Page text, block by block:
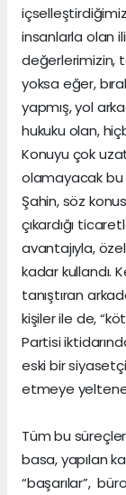
içselleştirdiğimiz,
insanlarla olan
değerlerimizin,
yoksa eğer,
yapmış, yol
hukuku olan,
Konuyu çok
olamayacak bu
Şahin, söz
çıkardığı
avantajıyla,
kadar kullandı.
tanıştıran
kişiler ile de,
Partisi
eski bir
etmeye
Tüm bu
basa, yapılan
“başarılar”,